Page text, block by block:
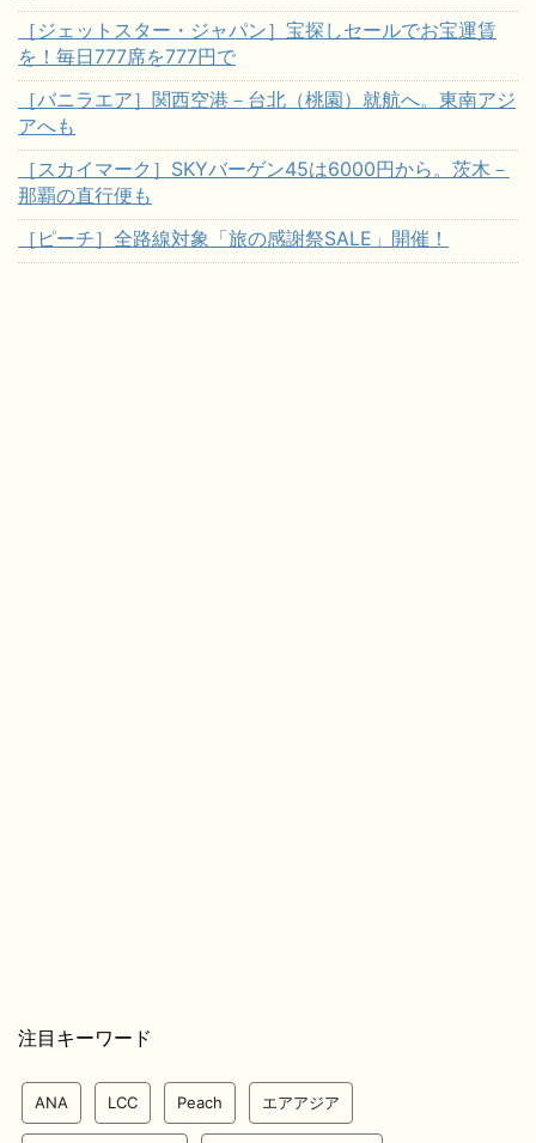
［ジェットスター・ジャパン］宝探しセールでお宝運賃
を！毎日777席を777円で
［バニラエア］関西空港－台北（桃園）就航へ。東南アジ
アへも
［スカイマーク］SKYバーゲン45は6000円から。茨木－
那覇の直行便も
［ピーチ］全路線対象「旅の感謝祭SALE」開催！
注目キーワード
ANA LCC Peach エアアジア